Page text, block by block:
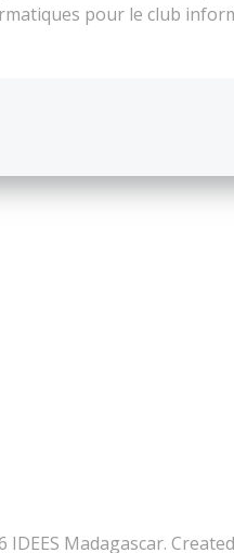
pour le club
IDEES Madagascar.